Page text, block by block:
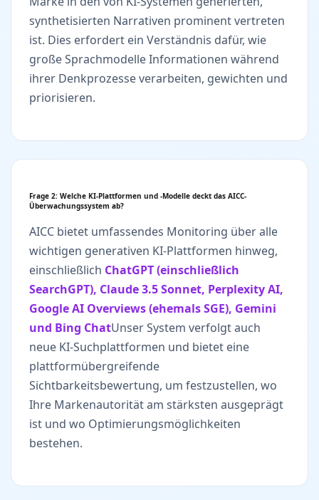
synthetisierten Narrativen prominent vertreten
ist. Dies erfordert ein Verständnis dafür, wie
große Sprachmodelle Informationen während
ihrer Denkprozesse verarbeiten, gewichten und
priorisieren.
Frage 2: Welche KI-Plattformen und -Modelle deckt das AICC-
Überwachungssystem ab?
AICC bietet umfassendes Monitoring über alle
wichtigen generativen KI-Plattformen hinweg,
einschließlich ChatGPT (einschließlich
SearchGPT), Claude 3.5 Sonnet, Perplexity AI,
Google AI Overviews (ehemals SGE), Gemini
und Bing ChatUnser System verfolgt auch
neue KI-Suchplattformen und bietet eine
plattformübergreifende
Sichtbarkeitsbewertung, um festzustellen, wo
Ihre Markenautorität am stärksten ausgeprägt
ist und wo Optimierungsmöglichkeiten
bestehen.